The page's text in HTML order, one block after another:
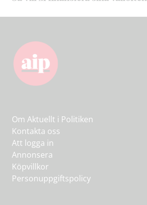
Om Aktuellt i Politiken
Kontakta oss
Att logga in
Annonsera
Köpvillkor
Personuppgiftspolicy